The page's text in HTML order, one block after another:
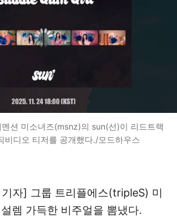
션 미소녀즈(msnz)의 sun(선)이 리드트랙
비디오 티저를 공개했다./모드하우스
자] 그룹 트리플에스(tripleS) 미
렘 가득한 비주얼을 뽐냈다.